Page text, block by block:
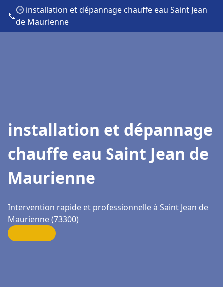
📞
🕒 installation et dépannage chauffe eau Saint Jean
de Maurienne
installation et dépannage
chauffe eau Saint Jean de
Maurienne
Intervention rapide et professionnelle à Saint Jean de
Maurienne (73300)